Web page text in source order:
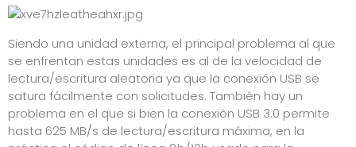
Siendo una unidad externa, el principal problema al que
se enfrentan estas unidades es al de la velocidad de
lectura/escritura aleatoria ya que la conexión USB se
satura fácilmente con solicitudes. También hay un
problema en el que si bien la conexión USB 3.0 permite
hasta 625 MB/s de lectura/escritura máxima, en la